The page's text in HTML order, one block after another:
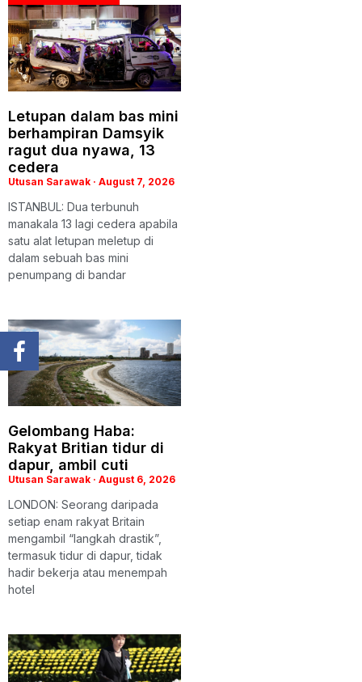
Letupan dalam bas mini
berhampiran Damsyik
ragut dua nyawa, 13
cedera
Utusan Sarawak August 7, 2026
ISTANBUL: Dua terbunuh
manakala 13 lagi cedera apabila
satu alat letupan meletup di
dalam sebuah bas mini
penumpang di bandar
Gelombang Haba:
Rakyat Britian tidur di
dapur, ambil cuti
Utusan Sarawak August 6, 2026
LONDON: Seorang daripada
setiap enam rakyat Britain
mengambil “langkah drastik”,
termasuk tidur di dapur, tidak
hadir bekerja atau menempah
hotel